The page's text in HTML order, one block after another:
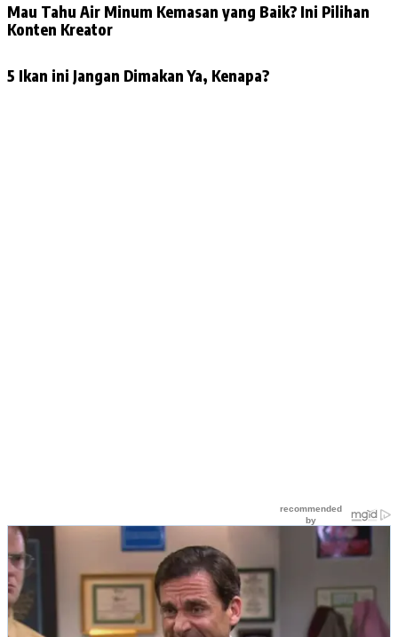
Mau Tahu Air Minum Kemasan yang Baik? Ini Pilihan
Konten Kreator
5 Ikan ini Jangan Dimakan Ya, Kenapa?